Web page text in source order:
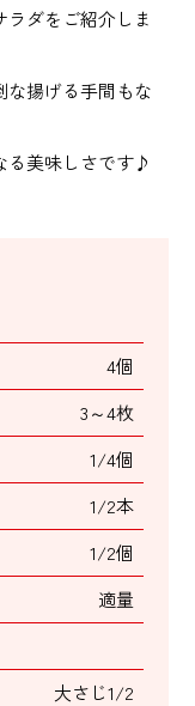
ダをご紹介しま
な揚げる手間もな
る美味しさです♪
4個
3～4枚
1/4個
1/2本
1/2個
適量
大さじ1/2